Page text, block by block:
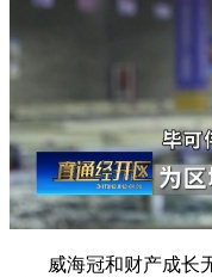
威海冠和财产成长无